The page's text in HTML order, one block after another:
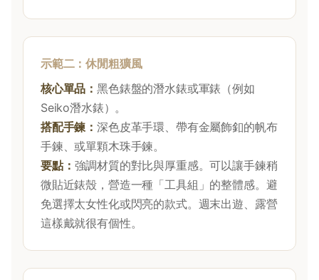
示範二：休閒粗獷風
核心單品：黑色錶盤的潛水錶或軍錶（例如
Seiko潛水錶）。
搭配手鍊：深色皮革手環、帶有金屬飾釦的帆布
手鍊、或單顆木珠手鍊。
要點： 強調材質的對比與厚重感。可以讓手鍊稍
微貼近錶殼，營造一種「工具組」的整體感。避
免選擇太女性化或閃亮的款式。週末出遊、露營
這樣戴就很有個性。